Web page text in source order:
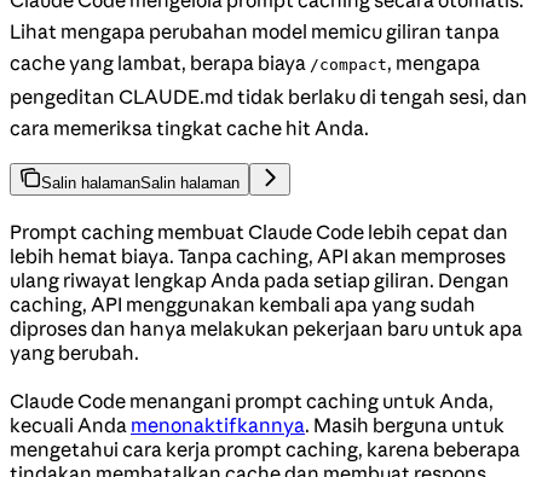
Lihat mengapa perubahan model memicu giliran tanpa
cache yang lambat, berapa biaya /compact, mengapa
pengeditan CLAUDE.md tidak berlaku di tengah sesi, dan
cara memeriksa tingkat cache hit Anda.
Salin halamanSalin halaman
Prompt caching membuat Claude Code lebih cepat dan
lebih hemat biaya. Tanpa caching, API akan memproses
ulang riwayat lengkap Anda pada setiap giliran. Dengan
caching, API menggunakan kembali apa yang sudah
diproses dan hanya melakukan pekerjaan baru untuk apa
yang berubah.
Claude Code menangani prompt caching untuk Anda,
kecuali Anda menonaktifkannya. Masih berguna untuk
mengetahui cara kerja prompt caching, karena beberapa